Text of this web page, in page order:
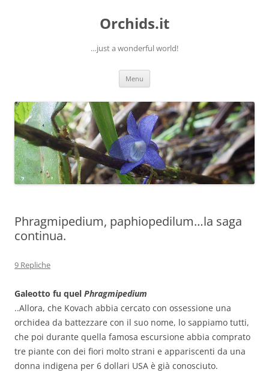
Orchids.it
…just a wonderful world!
Menu
Phragmipedium, paphiopedilum…la saga
continua.
9 Repliche
Galeotto fu quel Phragmipedium
..Allora, che Kovach abbia cercato con ossessione una
orchidea da battezzare con il suo nome, lo sappiamo tutti,
che poi durante quella famosa escursione abbia comprato
tre piante con dei fiori molto strani e appariscenti da una
donna indigena per 6 dollari USA è già conosciuto.